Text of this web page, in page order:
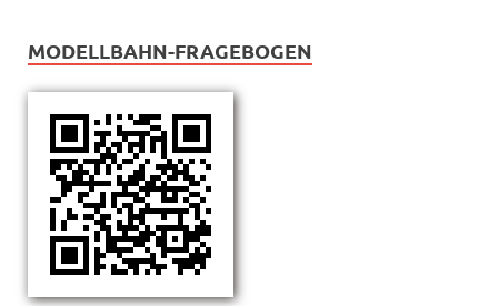
MODELLBAHN-FRAGEBOGEN